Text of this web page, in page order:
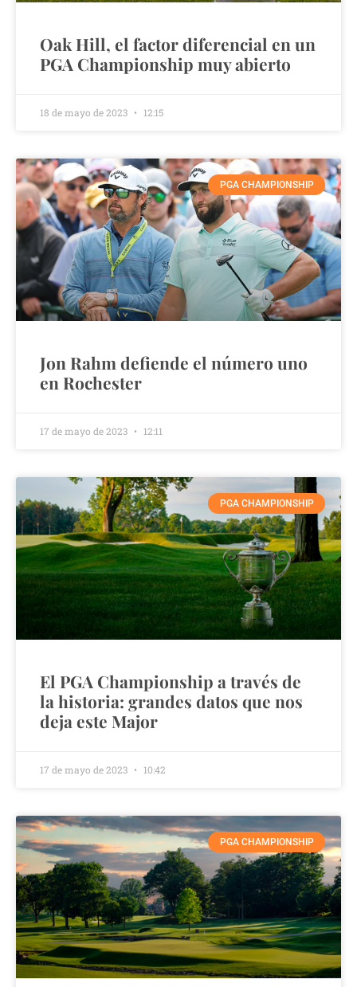
Oak Hill, el factor diferencial en un
PGA Championship muy abierto
18 de mayo de 2023 12:15
PGA CHAMPIONSHIP
Jon Rahm defiende el número uno
en Rochester
17 de mayo de 2023 12:11
PGA CHAMPIONSHIP
El PGA Championship a través de
la historia: grandes datos que nos
deja este Major
17 de mayo de 2023 10:42
PGA CHAMPIONSHIP